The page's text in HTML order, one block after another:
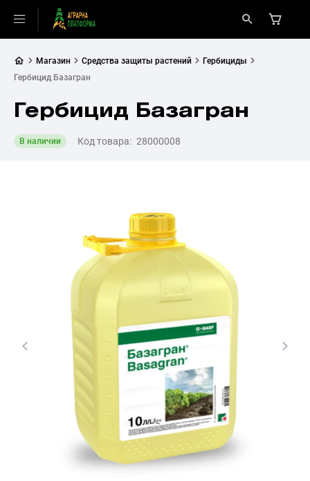
Магазин Средства защиты растений
Гербициды
Гербицид Базагран
Гербицид Базагран
В наличии Код товара: 28000008